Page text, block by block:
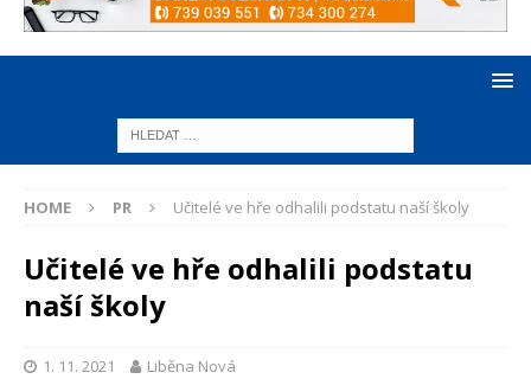
HOME PR Učitelé ve hře odhalili podstatu naší školy
Učitelé ve hře odhalili podstatu
naší školy
1. 11. 2021 Liběna Nová